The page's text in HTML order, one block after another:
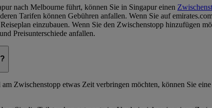
nach Melbourne führt, können Sie in Singapur einen
Tarifen können Gebühren anfallen. Wenn Sie auf
einzubauen. Wenn Sie den Zwischenstopp hinzufügen
Preisunterschiede anfallen.
Zwischenstopp etwas Zeit verbringen möchten, können Sie